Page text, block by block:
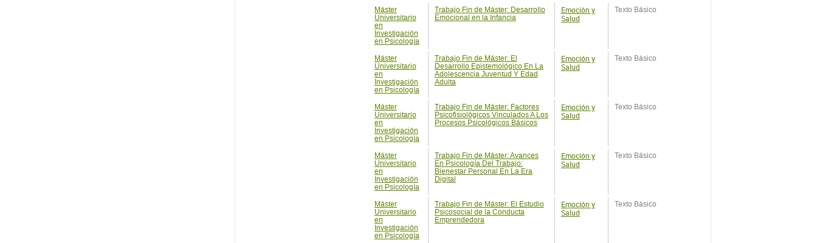
Máster
Universitario
en
Investigación
en Psicología
Trabajo Fin de Máster: El
Desarrollo Epistemológico En La
Adolescencia Juventud Y Edad
Salud
Texto Básico
Máster
Universitario
en
Investigación
en Psicología
Trabajo Fin de Máster: Factores
Psicofisiológicos Vinculados A Los
Procesos Psicológicos Básicos
Salud
Texto Básico
Máster
Universitario
en
Investigación
en Psicología
Trabajo Fin de Máster: Avances
En Psicología Del Trabajo:
Bienestar Personal En La Era
Digital
Salud
Texto Básico
Máster
Universitario
en
Investigación
en Psicología
Trabajo Fin de Máster: El Estudio
Psicosocial de la Conducta
Emprendedora
Salud
Texto Básico
Máster
Universitario
en
Investigación
en Psicología
Trabajo Fin de Máster: Emociones
en Personas con Discapacidad
Intelectual
Salud
Texto Básico